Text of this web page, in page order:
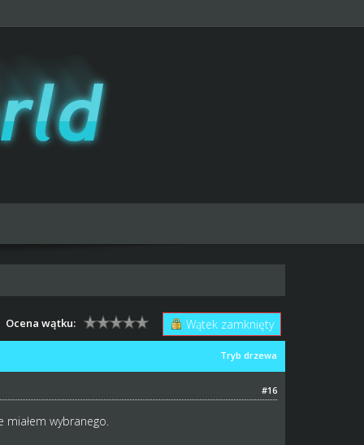
Wątek zamknięty
Ocena wątku:
Tryb drzewa
#16
wybranego.